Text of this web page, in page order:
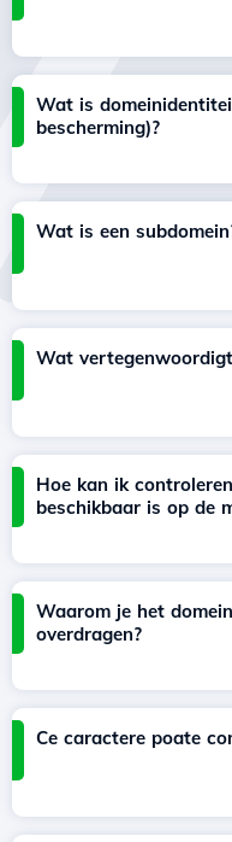
Wat is
bescherming)?
Wat is een
Wat
Hoe kan ik
beschikbaar is op de
Waarom je het
overdragen?
Ce caractere poate